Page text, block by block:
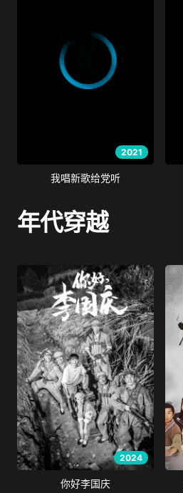
2021
我唱新歌给党听
年代穿越
2024
你好李国庆